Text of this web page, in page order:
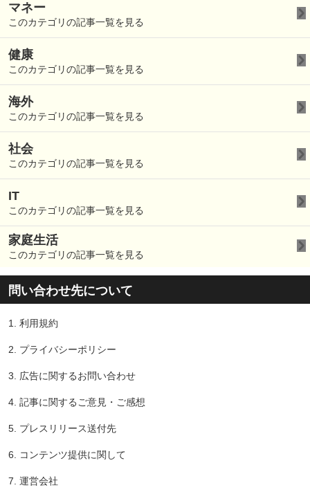
マネー
このカテゴリの記事一覧を見る
健康
このカテゴリの記事一覧を見る
海外
このカテゴリの記事一覧を見る
社会
このカテゴリの記事一覧を見る
IT
このカテゴリの記事一覧を見る
家庭生活
このカテゴリの記事一覧を見る
問い合わせ先について
1. 利用規約
2. プライバシーポリシー
3. 広告に関するお問い合わせ
4. 記事に関するご意見・ご感想
5. プレスリリース送付先
6. コンテンツ提供に関して
7. 運営会社